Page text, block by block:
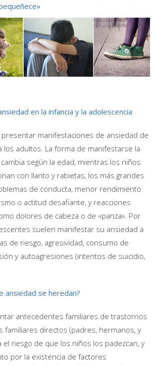
en la infancia y la adolescencia
manifestaciones de ansiedad de
los adultos. La forma de manifestarse la
según la edad, mientras los niños
con llanto y rabietas, los más grandes
de conducta, menor rendimiento
o actitud desafiante, y reacciones
dolores de cabeza o de «panza». Por
suelen manifestar su ansiedad a
de riesgo, agresividad, consumo de
y autoagresiones (intentos de suicidio,
ansiedad se heredan?
antecedentes familiares de trastornos
familiares directos (padres, hermanos, y
el riesgo de que los niños los padezcan, y
por la existencia de factores